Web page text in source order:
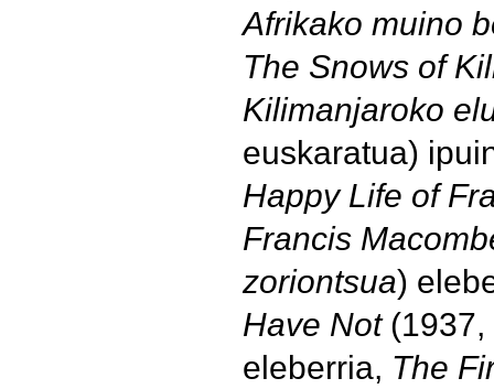
Afrikako muino
The Snows of
Kilimanjaroko
euskaratua)
Happy Life of
Francis
zoriontsua)
Have Not (1937,
eleberria, The